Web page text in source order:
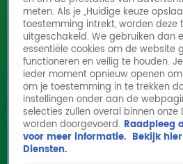
Zoeken
HomeOnline Radio LuisterenActies
Relatieproblemen?
kibbelen erop los!
10 okt 2025, 10:27
meten. Als je „Huidige keuze
toestemming intrekt, worden
uitgeschakeld. We gebruiken dan
essentiële cookies om de website
functioneren en veilig te houden.
ieder moment opnieuw openen
om je toestemming in te trekken
instellingen onder aan de
selecties zullen overal binnen onze
worden doorgevoerd. Raadpleeg
voor meer informatie. Bekijk
Diensten.